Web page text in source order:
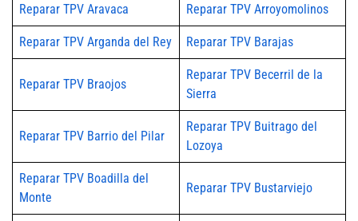
Reparar TPV Aravaca Reparar TPV Arroyomolinos
Reparar TPV Arganda del Rey Reparar TPV Barajas
Reparar TPV Braojos
Reparar TPV Becerril de la
Sierra
Reparar TPV Barrio del Pilar
Reparar TPV Buitrago del
Lozoya
Reparar TPV Boadilla del
Monte
Reparar TPV Bustarviejo